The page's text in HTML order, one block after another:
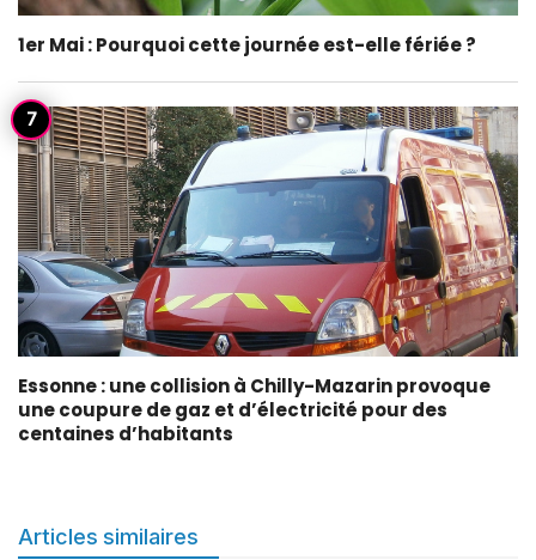
1er Mai : Pourquoi cette journée est-elle fériée ?
Essonne : une collision à Chilly-Mazarin provoque
une coupure de gaz et d’électricité pour des
centaines d’habitants
Articles similaires